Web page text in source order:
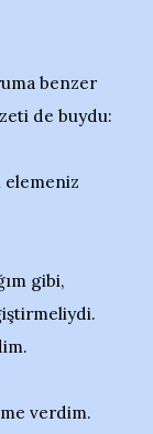
benzer
de buydu:
elemeniz
gibi,
verdim.